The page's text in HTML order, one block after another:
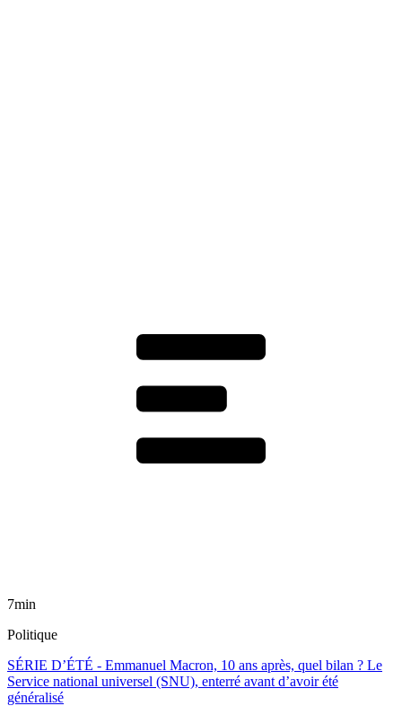
7min
Politique
SÉRIE D’ÉTÉ - Emmanuel Macron, 10 ans après, quel bilan ? Le
Service national universel (SNU), enterré avant d’avoir été
généralisé